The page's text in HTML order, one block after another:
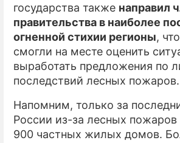
государства также направил
правительства в наиболее
огненной стихии регионы,
смогли на месте оценить
выработать предложения по
последствий лесных пожаров.
Напомним, только за
России из-за лесных пожаров
900 частных жилых домов.